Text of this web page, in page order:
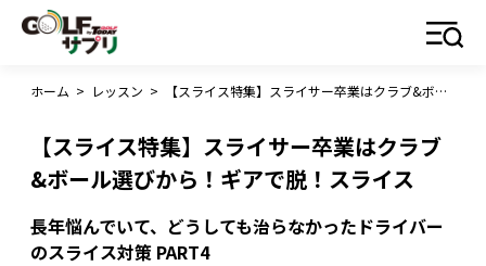
ホーム > レッスン > 【スライス特集】スライサー卒業はクラブ&ボール選びから！ギアで脱！スライス
【スライス特集】スライサー卒業はクラブ
&ボール選びから！ギアで脱！スライス
長年悩んでいて、どうしても治らなかったドライバー
のスライス対策 PART4